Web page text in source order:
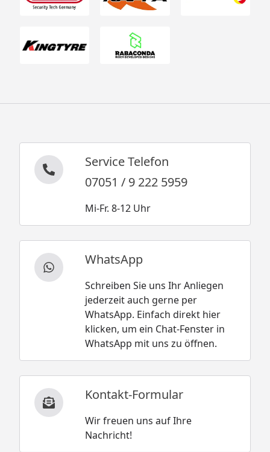
Service Telefon
07051 / 9 222 5959
Mi-Fr. 8-12 Uhr
WhatsApp
Schreiben Sie uns Ihr Anliegen
jederzeit auch gerne per
WhatsApp. Einfach direkt hier
klicken, um ein Chat-Fenster in
WhatsApp mit uns zu öffnen.
Kontakt-Formular
Wir freuen uns auf Ihre
Nachricht!